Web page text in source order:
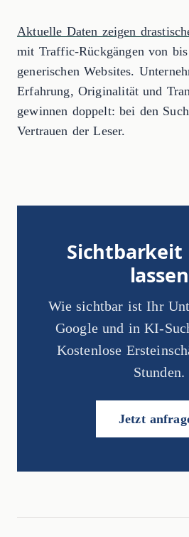
Aktuelle Daten zeigen
mit Traffic-Rückgängen von
generischen Websites.
Erfahrung, Originalität und
gewinnen doppelt: bei den
Vertrauen der Leser.
Sichtbarkeit
lassen
Wie sichtbar ist Ihr
Google und in KI-
Kostenlose
Stunden.
Jetzt